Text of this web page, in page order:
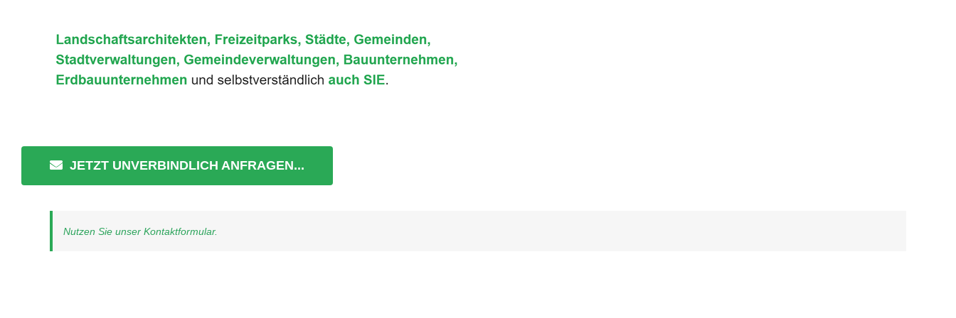
JETZT UNVERBINDLICH ANFRAGEN...
Nutzen Sie unser Kontaktformular.